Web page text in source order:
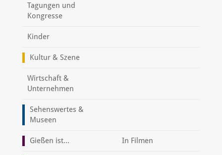
Tagungen und
Kongresse
Kinder
Kultur & Szene
Wirtschaft &
Unternehmen
Sehenswertes &
Museen
Gießen ist... In Filmen